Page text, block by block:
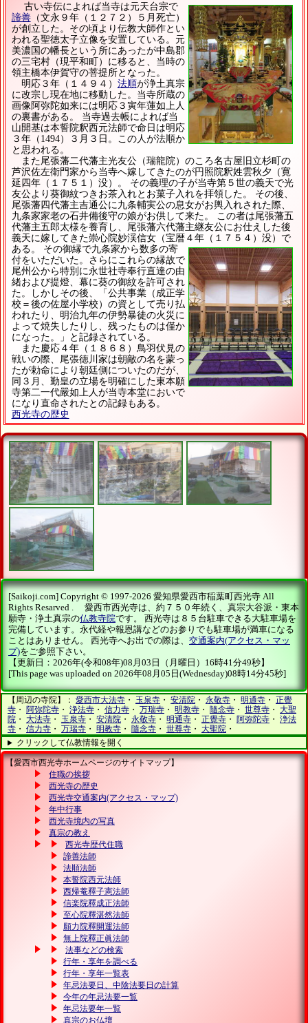
古い寺伝によれば当寺は元天台宗で
諦善（文永９年（１２７２）５月死亡）
が創立した。その頃より伝教大師作とい
われる聖徳太子立像を安置している。元
美濃国の幡長という所にあったが中島郡
の三宅村（現平和町）に移ると、当時の
領主橋本伊賀守の菩提所となった。
明応３年（１４９４） 法順が浄土真宗
に改宗し現在地に移動した。当寺所蔵の
画像阿弥陀如来には明応３寅年蓮如上人
の裏書がある。 当寺過去帳によれば当
山開基は本誓院釈西元法師で命日は明応
３年（1494）３月３日。この人が法順か
と思われる。
また尾張藩二代藩主光友公（瑞龍院）のころ名古屋旧立杉町の
芦沢佐左衛門家から当寺へ嫁してきたのが円照院釈姓雲秋夕（寛
延四年（１７５１）没）。 その義理の子が当寺第５世の義天で光
友公より葵御紋つきお茶入れとお菓子入れを拝領した。 その後、
尾張藩四代藩主吉通公に九条輔実公の息女がお輿入れされた際、
九条家家老の石井備後守の娘がお供して来た。 この者は尾張藩五
代藩主五郎太様を養育し、尾張藩六代藩主継友公にお仕えした後
義天に嫁してきた崇心院妙渓信女（宝暦４年（１７５４）没）で
ある。 その御縁で九条家から数多の寄
付をいただいた。さらにこれらの縁故で
尾州公から特別に永世社寺奉行直達の由
緒および提燈、幕に葵の御紋を許可され
た。しかしその後、「公共事業（成正学
校＝後の佐屋小学校）の資として売り払
われたり、明治九年の伊勢暴徒の火災に
よって焼失したりし、残ったものは僅か
になった。」と記録されている。
また慶応４年（１８６８）鳥羽伏見の
戦いの際、尾張徳川家は朝敵の名を蒙っ
たが勅命により朝廷側についたのだが、
同３月、勤皇の立場を明確にした東本願
寺第二一代嚴如上人が当寺本堂においで
になり直命されたとの記録もある。
西光寺の歴史
[Saikoji.com] Copyright © 1997-2026 愛知県愛西市稲葉町西光寺 All
Rights Resarved . 愛西市西光寺は、約７５０年続く、真宗大谷派・東本
願寺・浄土真宗の仏教寺院です。 西光寺は８５台駐車できる大駐車場を
完備しています。永代経や報恩講などのお参りでも駐車場が満車になる
ことはありません。 西光寺へお出での際は、 交通案内(アクセス・マッ
プ)をご参照下さい。
【更新日：2026年(令和08年)08月03日（月曜日）16時41分49秒】
[This page was uploaded on 2026年08月05日(Wednesday)08時14分45秒]
【周辺の寺院】： 愛西市大法寺 ・ 玉泉寺 ・ 安清院 ・ 永敬寺 ・ 明通寺 ・ 正覺
寺 ・ 阿弥陀寺 ・ 浄法寺 ・ 信力寺 ・ 万瑞寺 ・ 明教寺 ・ 隨念寺 ・ 世尊寺 ・ 大聖
院 ・ 大法寺 ・ 玉泉寺 ・ 安清院 ・ 永敬寺 ・ 明通寺 ・ 正覺寺 ・ 阿弥陀寺 ・ 浄法
寺 ・ 信力寺 ・ 万瑞寺 ・ 明教寺 ・ 隨念寺 ・ 世尊寺 ・ 大聖院 ・
クリックして仏教情報を開く
【愛西市西光寺ホームページのサイトマップ】
住職の挨拶
西光寺の歴史
西光寺交通案内(アクセス・マップ)
年中行事
西光寺境内の写真
真宗の教え
西光寺歴代住職
諦善法師
法順法師
本誓院西元法師
西帰菴釋子憲法師
信楽院釋成正法師
至心院釋湛然法師
願力院釋開運法師
無上院釋正眞法師
法事などの検索
行年・享年を調べる
行年・享年一覧表
年忌法要日、中陰法要日の計算
今年の年忌法要一覧
年忌法要年一覧
真宗のお仏壇